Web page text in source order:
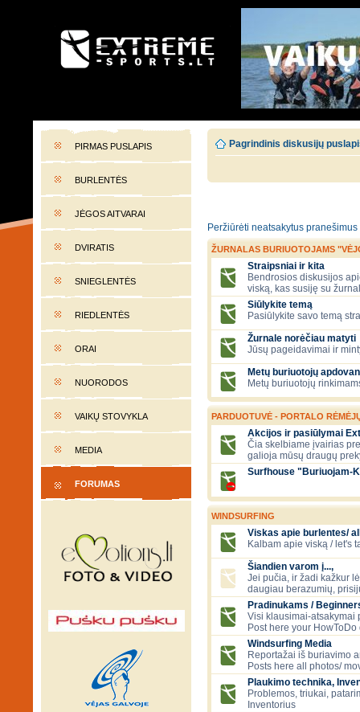
EXTREME-SPORTS.LT
PIRMAS PUSLAPIS
BURLENTĖS
JĖGOS AITVARAI
DVIRATIS
SNIEGLENTĖS
RIEDLENTĖS
ORAI
NUORODOS
VAIKŲ STOVYKLA
MEDIA
FORUMAS
Pagrindinis diskusijų
Peržiūrėti neatsakytus pranešimus
ŽURNALAS BURIUOTOJAMS
Straipsniai ir kita
Bendrosios diskusijos
viską, kas susiję su
Siūlykite temą
Pasiūlykite savo temą
Žurnale norėčiau matyti
Jūsų pageidavimai ir
Metų buriuotojų
Metų buriuotojų
PARDUOTUVĖ - PORTALO
Akcijos ir pasiūlymai
Čia skelbiame įvairias
galioja mūsų draugų
Surfhouse "Buriuojam-
WINDSURFING
Viskas apie burlentes/
Kalbam apie viską / let's
Šiandien varom į...,
Jei pučia, ir žadi kažkur
daugiau berazumių,
Pradinukams /
Visi klausimai-atsakymai
Post here your
Windsurfing Media
Reportažai iš buriavimo
Posts here all photos/
Plaukimo technika,
Problemos, triukai,
Inventorius